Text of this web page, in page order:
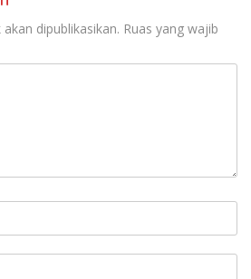
dipublikasikan. Ruas yang wajib